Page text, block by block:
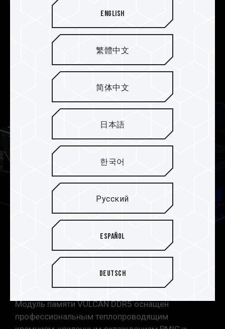
ASRock, ASUS, BIOSTAR, GIGABYTE и MSI. Это
обеспечивает повышение производительности
при оптимальной совместимости, позволяя
пользователям наслаждаться стабильным
разгоном на платформах Intel и AMD одним
щелчком мыши.
Усиленная конструкция
охлаждения PMIC
Модуль памяти VULCAN DDR5 оснащен
профессиональным теплопроводящим
English
繁體中文
简体中文
日本語
한국어
Русский
Español
Deutsch